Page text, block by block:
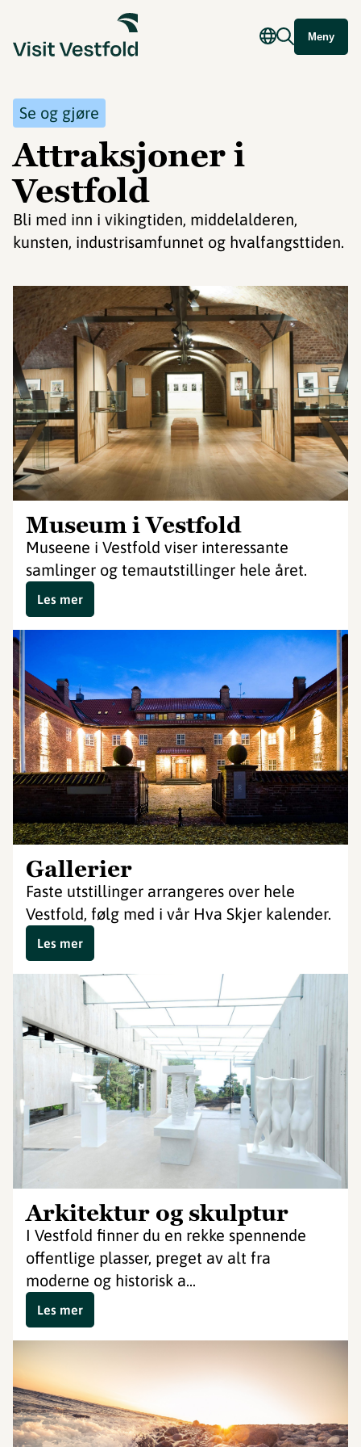
Meny
Se og gjøre
Attraksjoner i
Vestfold
Bli med inn i vikingtiden, middelalderen,
kunsten, industrisamfunnet og hvalfangsttiden.
Museum i Vestfold
Museene i Vestfold viser interessante
samlinger og temautstillinger hele året.
Les mer
Gallerier
Faste utstillinger arrangeres over hele
Vestfold, følg med i vår Hva Skjer kalender.
Les mer
Arkitektur og skulptur
I Vestfold finner du en rekke spennende
offentlige plasser, preget av alt fra
moderne og historisk a...
Les mer